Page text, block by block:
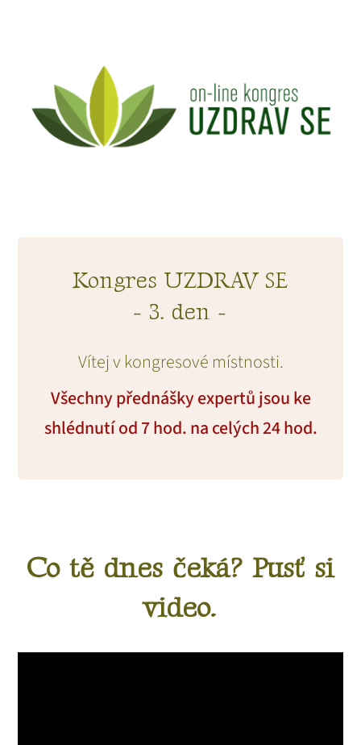
Kongres UZDRAV SE
- 3. den -
Vítej v kongresové místnosti.
Všechny přednášky expertů jsou ke
shlédnutí od 7 hod. na celých 24 hod.
Co tě dnes čeká? Pusť si
video.